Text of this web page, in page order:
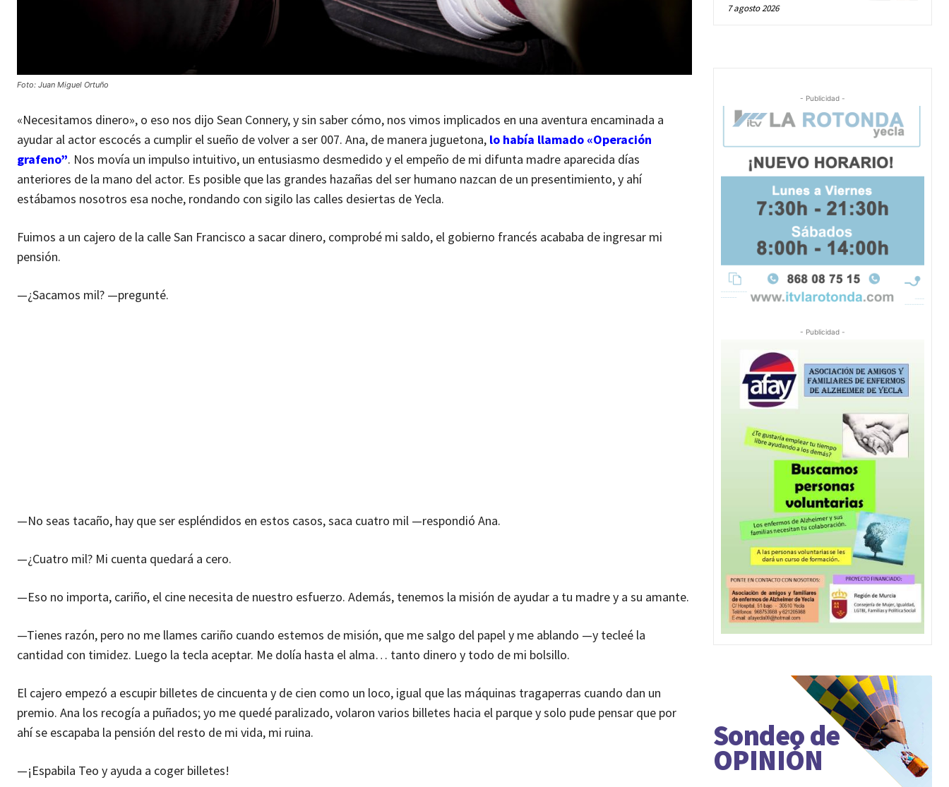
Foto: Juan Miguel Ortuño
«Necesitamos dinero», o eso nos dijo Sean Connery, y sin saber cómo, nos vimos implicados en una aventura encaminada a
ayudar al actor escocés a cumplir el sueño de volver a ser 007. Ana, de manera juguetona, lo había llamado «Operación
grafeno”. Nos movía un impulso intuitivo, un entusiasmo desmedido y el empeño de mi difunta madre aparecida días
anteriores de la mano del actor. Es posible que las grandes hazañas del ser humano nazcan de un presentimiento, y ahí
estábamos nosotros esa noche, rondando con sigilo las calles desiertas de Yecla.
Fuimos a un cajero de la calle San Francisco a sacar dinero, comprobé mi saldo, el gobierno francés acababa de ingresar mi
pensión.
—¿Sacamos mil? —pregunté.
—No seas tacaño, hay que ser espléndidos en estos casos, saca cuatro mil —respondió Ana.
—¿Cuatro mil? Mi cuenta quedará a cero.
—Eso no importa, cariño, el cine necesita de nuestro esfuerzo. Además, tenemos la misión de ayudar a tu madre y a su amante.
—Tienes razón, pero no me llames cariño cuando estemos de misión, que me salgo del papel y me ablando —y tecleé la
cantidad con timidez. Luego la tecla aceptar. Me dolía hasta el alma… tanto dinero y todo de mi bolsillo.
El cajero empezó a escupir billetes de cincuenta y de cien como un loco, igual que las máquinas tragaperras cuando dan un
premio. Ana los recogía a puñados; yo me quedé paralizado, volaron varios billetes hacia el parque y solo pude pensar que por
ahí se escapaba la pensión del resto de mi vida, mi ruina.
—¡Espabila Teo y ayuda a coger billetes!
7 agosto 2026
- Publicidad -
- Publicidad -
Sondeo de
OPINIÓN